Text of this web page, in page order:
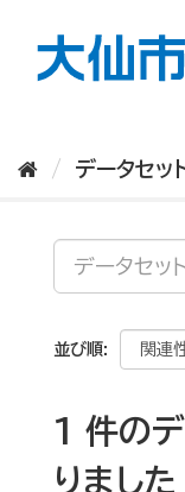
データセッ
並び順
1 件の
りました